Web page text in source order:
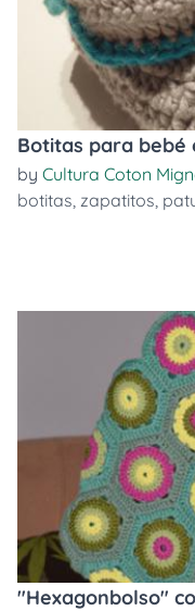
Botitas para bebé
by Cultura Coton
botitas, zapatitos,
"Hexagonbolso"